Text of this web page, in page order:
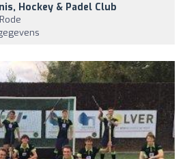
Hockey & Padel Club